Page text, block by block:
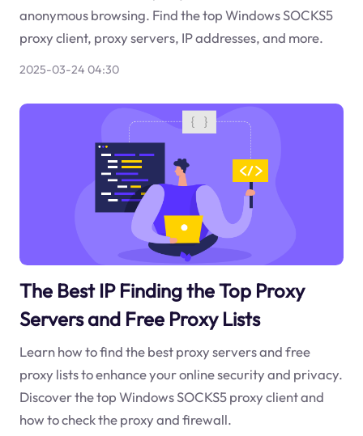
anonymous browsing. Find the top Windows SOCKS5
proxy client, proxy servers, IP addresses, and more.
2025-03-24 04:30
The Best IP Finding the Top Proxy
Servers and Free Proxy Lists
Learn how to find the best proxy servers and free
proxy lists to enhance your online security and privacy.
Discover the top Windows SOCKS5 proxy client and
how to check the proxy and firewall.